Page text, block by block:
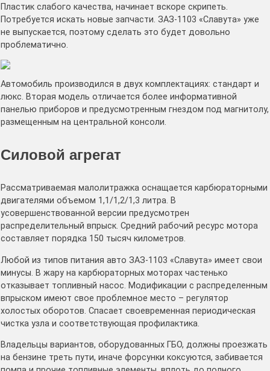
Пластик слабого качества, начинает вскоре скрипеть.
Потребуется искать новые запчасти. ЗАЗ-1103 «Славута» уже
не выпускается, поэтому сделать это будет довольно
проблематично.
Автомобиль производился в двух комплектациях: стандарт и
люкс. Вторая модель отличается более информативной
панелью приборов и предусмотренным гнездом под магнитолу,
размещенным на центральной консоли.
Силовой агрегат
Рассматриваемая малолитражка оснащается карбюраторными
двигателями объемом 1,1/1,2/1,3 литра. В
усовершенствованной версии предусмотрен
распределительный впрыск. Средний рабочий ресурс мотора
составляет порядка 150 тысяч километров.
Любой из типов питания авто ЗАЗ-1103 «Славута» имеет свои
минусы. В жару на карбюраторных моторах частенько
отказывает топливный насос. Модификации с распределенным
впрыском имеют свое проблемное место – регулятор
холостых оборотов. Спасает своевременная периодическая
чистка узла и соответствующая профилактика.
Владельцы вариантов, оборудованных ГБО, должны проезжать
на бензине треть пути, иначе форсунки коксуются, забивается